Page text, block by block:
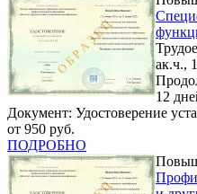
ак.ч.,
12
Документ: Удостоверение
от 950 руб.
ПОДРОБНО